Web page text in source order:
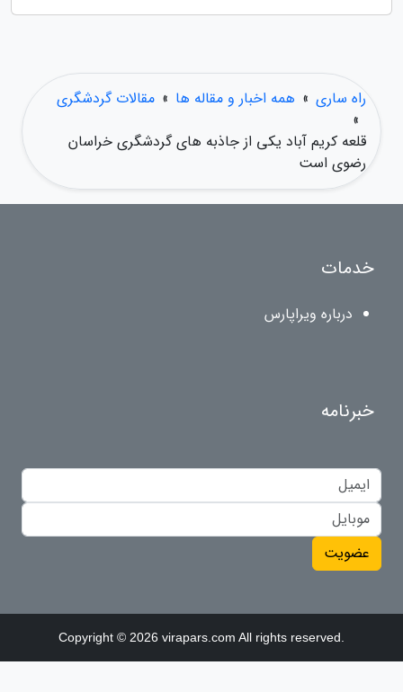
راه ساری » همه اخبار و مقاله ها » مقالات گردشگری
»
قلعه کریم آباد یکی از جاذبه های گردشگری خراسان
رضوی است
خدمات
درباره ویراپارس
خبرنامه
عضویت
Copyright © 2026 virapars.com All rights reserved.